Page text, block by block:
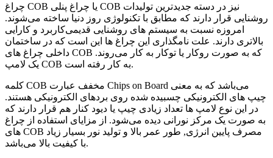
چراغ COB یا چراغ پنلی COB نیز در دسته جدیدترین تولیدات
روشنایی قرار دارند که مطابق با تکنولوژی روز دنیا ساخته می‌شوند.
امروزه نسبت به سیستم های روشنایی قدیمی‌کاربرد و کارایی
بالاتری دارند. علت نامگذاری این چراغ ها این است که در ساختمان
داخلی چراغ های COB که به صورت روکار یا توکار به کار می‌روند.
یک لامپ COB به کار رفته است.
کلمه COB مخفف عبارت Chips on Board می‌باشد که به معنی
چیپ های الکترونیکی چسبیده شده روی بردهای الکترونیکی هستند.
در این نوع لامپ ها تعداد زیادی چیپ یا دیود کنار هم قرار دارند که
به صورت یک مرکز نورانی دیده می‌شود. از مزایای استفاده از چراغ
های COB مصرف پایین انرژی, طور عمر بالا و تولید نور بسیار زیاد
با کیفیت بالا می‌باشد.